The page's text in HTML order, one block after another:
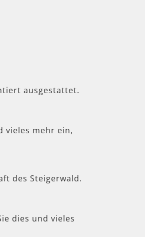
ausgestattet.
vieles mehr ein,
des Steigerwald.
dies und vieles